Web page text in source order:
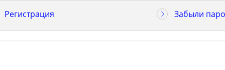
Регистрация Забыли